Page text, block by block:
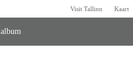
Visit Tallinn Kaart